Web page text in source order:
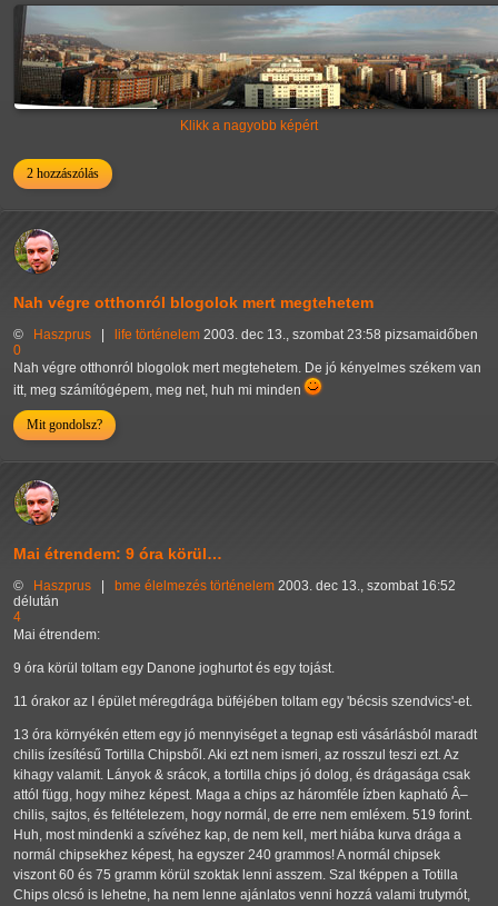
Klikk a nagyobb képért
2 hozzászólás
Nah végre otthonról blogolok mert megtehetem
© Haszprus life történelem 2003. dec 13., szombat 23:58 pizsamaidőben
0
Nah végre otthonról blogolok mert megtehetem. De jó kényelmes székem van
itt, meg számítógépem, meg net, huh mi minden
Mit gondolsz?
Mai étrendem: 9 óra körül…
© Haszprus bme élelmezés történelem 2003. dec 13., szombat 16:52
délután
4
Mai étrendem:
9 óra körül toltam egy Danone joghurtot és egy tojást.
11 órakor az I épület méregdrága büféjében toltam egy 'bécsis szendvics'-et.
13 óra környékén ettem egy jó mennyiséget a tegnap esti vásárlásból maradt
chilis ízesítésű Tortilla Chipsből. Aki ezt nem ismeri, az rosszul teszi ezt. Az
kihagy valamit. Lányok & srácok, a tortilla chips jó dolog, és drágasága csak
attól függ, hogy mihez képest. Maga a chips az háromféle ízben kapható Â–
chilis, sajtos, és feltételezem, hogy normál, de erre nem emléxem. 519 forint.
Huh, most mindenki a szívéhez kap, de nem kell, mert hiába kurva drága a
normál chipsekhez képest, ha egyszer 240 grammos! A normál chipsek
viszont 60 és 75 gramm körül szoktak lenni asszem. Szal tképpen a Totilla
Chips olcsó is lehetne, ha nem lenne ajánlatos venni hozzá valami trutymót,